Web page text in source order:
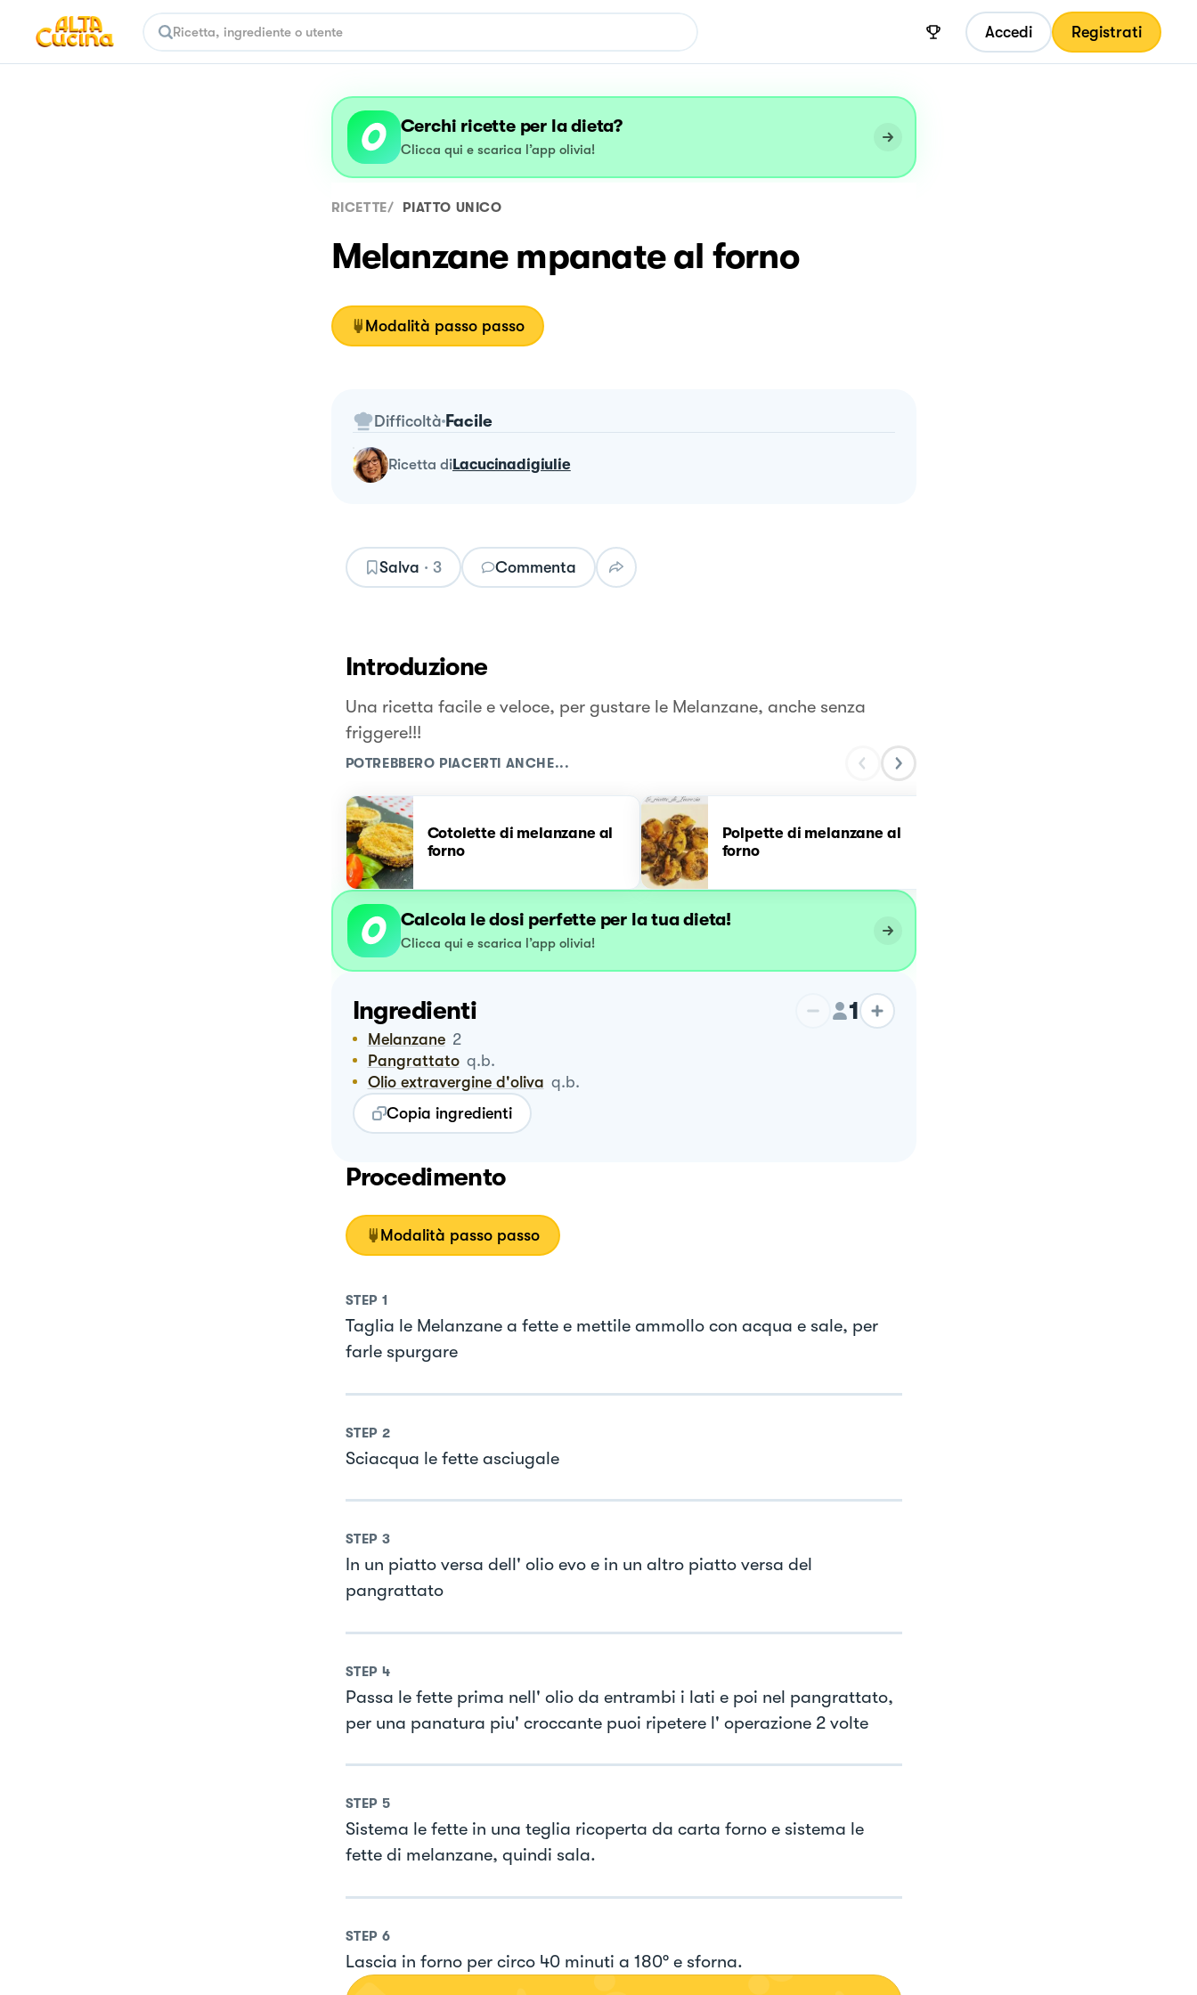
Accedi Registrati
Cerchi ricette per la dieta?
Clicca qui e scarica l’app olivia!
RICETTE/ PIATTO UNICO
Melanzane mpanate al forno
Modalità passo passo
Difficoltà Facile
ricetta diLacucinadigiulie
Salva · 3 Commenta
Introduzione
Una ricetta facile e veloce, per gustare le Melanzane, anche senza
friggere!!!
POTREBBERO PIACERTI ANCHE...
Cotolette di melanzane al
forno
Polpette di melanzane al
forno
Calcola le dosi perfette per la tua dieta!
Clicca qui e scarica l’app olivia!
Ingredienti 1
Melanzane 2
Pangrattato q.b.
Olio extravergine d'oliva q.b.
Copia ingredienti
Procedimento
Modalità passo passo
STEP 1
Taglia le Melanzane a fette e mettile ammollo con acqua e sale, per
farle spurgare
STEP 2
Sciacqua le fette asciugale
STEP 3
In un piatto versa dell' olio evo e in un altro piatto versa del
pangrattato
STEP 4
Passa le fette prima nell' olio da entrambi i lati e poi nel pangrattato,
per una panatura piu' croccante puoi ripetere l' operazione 2 volte
STEP 5
Sistema le fette in una teglia ricoperta da carta forno e sistema le
fette di melanzane, quindi sala.
STEP 6
Lascia in forno per circo 40 minuti a 180° e sforna.